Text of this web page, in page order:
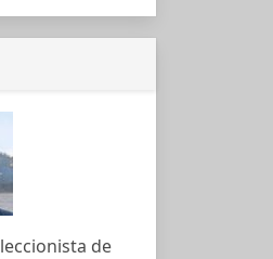
de